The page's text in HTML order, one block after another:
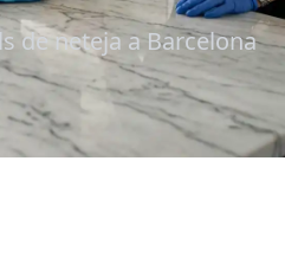
de neteja a Barcelona